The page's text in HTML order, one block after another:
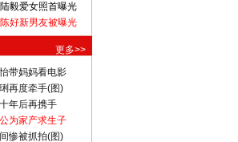
陆毅爱女照首曝光
陈好新男友被曝光
更多>>
带妈妈看电影
再度牵手(图)
年后再携手
为家产求生子
惨被抓拍(图)